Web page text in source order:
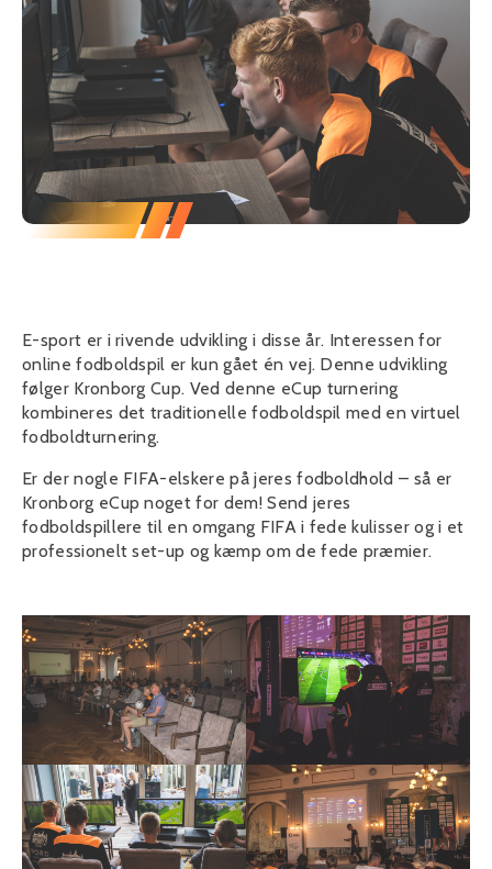
E-sport er i rivende udvikling i disse år. Interessen for
online fodboldspil er kun gået én vej. Denne udvikling
følger Kronborg Cup. Ved denne eCup turnering
kombineres det traditionelle fodboldspil med en virtuel
fodboldturnering.
Er der nogle FIFA-elskere på jeres fodboldhold – så er
Kronborg eCup noget for dem! Send jeres
fodboldspillere til en omgang FIFA i fede kulisser og i et
professionelt set-up og kæmp om de fede præmier.